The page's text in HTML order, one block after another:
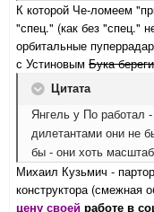
К которой Че-ломеем
"спец." (как без "спец."
орбитальные
с Устиновым Бука
Цитата
Янгель у По работал
дилетантами они не
бы - они хоть
Михаил Кузьмич -
конструктора (смежная
цену своей работе в